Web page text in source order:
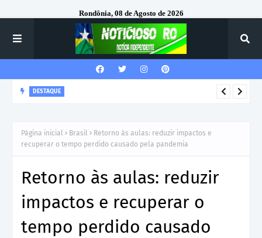
Rondônia, 08 de Agosto de 2026
DESTAQUE
Página inicial Brasil
Retorno às aulas: reduzir impactos e
recuperar o tempo perdido causado pela pandemia
Retorno às aulas: reduzir
impactos e recuperar o
tempo perdido causado